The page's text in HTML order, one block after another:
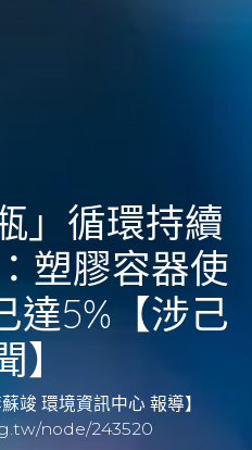
」循環持續
塑膠容器使
達5%【涉己
】
環境資訊中心 報導】
node/243520